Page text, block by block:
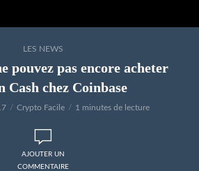
LES NEWS
pouvez pas encore acheter
Cash chez Coinbase
Crypto Facile 1 minutes de lecture
AJOUTER UN
COMMENTAIRE